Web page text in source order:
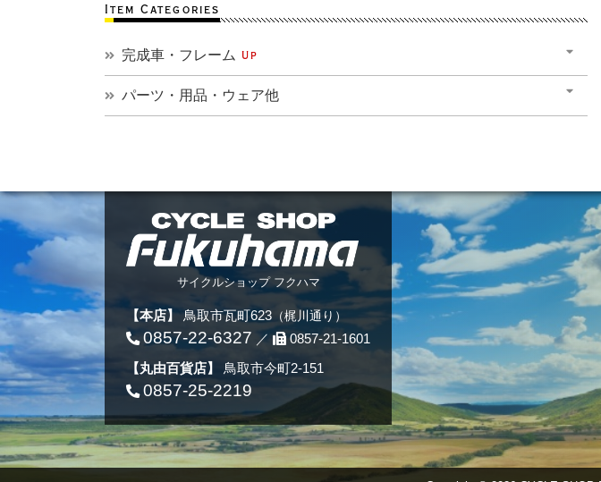
Item Categories
完成車・フレーム Up
パーツ・用品・ウェア他
サイクルショップ フクハマ
【本店】鳥取市瓦町623 （梶川通り）
0857-22-6327 ／
0857-21-1601
【丸由百貨店】
鳥取市今町2-151
0857-25-2219